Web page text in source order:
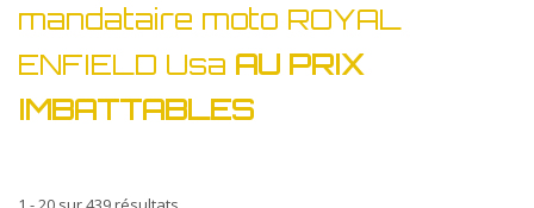
mandataire moto ROYAL
ENFIELD Usa AU PRIX
IMBATTABLES